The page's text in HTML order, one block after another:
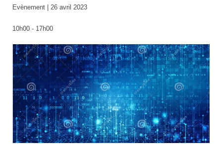
Actualités
Evènement | 26 avril 2023
10h00 - 17h00